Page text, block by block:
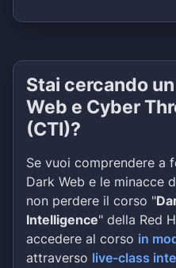
Stai cercando
Web e Cyber
(CTI)?
Se vuoi comprendere a
Dark Web e le minacce
non perdere il corso "
Intelligence" della Red
accedere al corso in
attraverso live-class